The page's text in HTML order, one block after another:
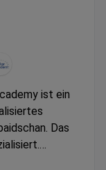
ist ein
Das
betreut